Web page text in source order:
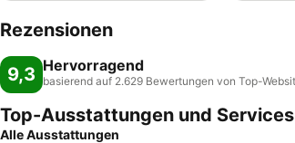
Rezensionen
9,3 Hervorragend
basierend auf 2.629 Bewertungen von Top-
Top-Ausstattungen und Services
Alle Ausstattungen